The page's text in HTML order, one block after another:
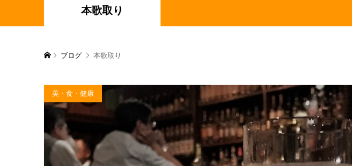
本歌取り
ブログ 本歌取り
美・食・健康